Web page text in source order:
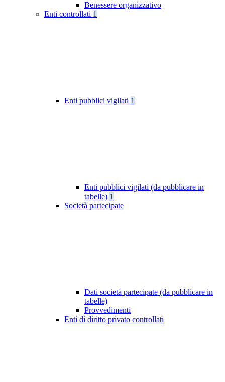
Benessere organizzativo
Enti controllati 1
Enti pubblici vigilati 1
Enti pubblici vigilati (da pubblicare in
tabelle) 1
Società partecipate
Dati società partecipate (da pubblicare in
tabelle)
Provvedimenti
Enti di diritto privato controllati